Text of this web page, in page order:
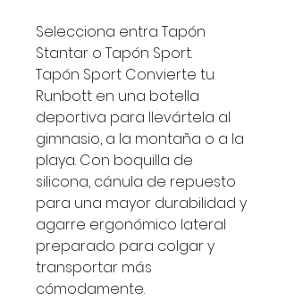
Selecciona entra Tapón
Stantar o Tapón Sport.
Tapón Sport Convierte tu
Runbott en una botella
deportiva para llevártela al
gimnasio, a la montaña o a la
playa. Con boquilla de
silicona, cánula de repuesto
para una mayor durabilidad y
agarre ergonómico lateral
preparado para colgar y
transportar más
cómodamente.